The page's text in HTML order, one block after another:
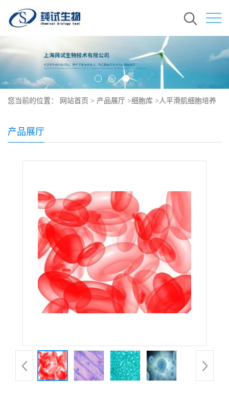
您当前的位置： 网站首页 > 产品展厅 >细胞库 >人平滑肌细胞培养
产品展厅